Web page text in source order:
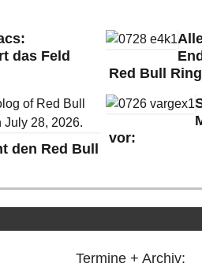
das Feld
Red Bull
den Red Bull
vor:
Termine + Archiv: